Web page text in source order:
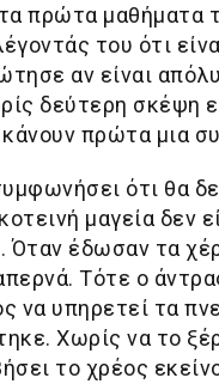
πρώτα μαθήματα
του ότι
αν είναι
δεύτερη σκέψη
κάνουν πρώτα μια
ότι θα
μαγεία δεν
Όταν έδωσαν τα
Τότε ο
να υπηρετεί τα
Χωρίς να το
το χρέος